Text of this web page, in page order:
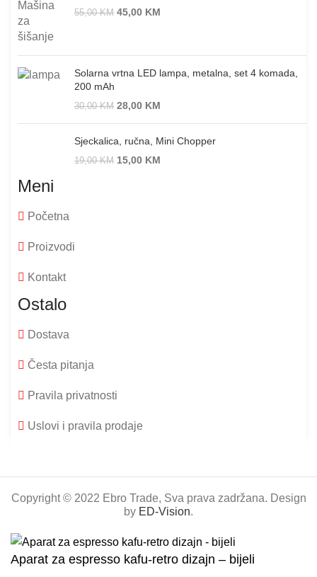
55,00KM 45,00 KM
Solarna vrtna LED lampa, metalna, set 4 komada,
200 mAh
30,00KM 28,00 KM
Sjeckalica, ručna, Mini Chopper
19,00KM 15,00 KM
Meni
Početna
Proizvodi
Kontakt
Ostalo
Dostava
Česta pitanja
Pravila privatnosti
Uslovi i pravila prodaje
Copyright © 2022 Ebro Trade, Sva prava zadržana. Design
by ED-Vision.
Aparat za espresso kafu-retro dizajn – bijeli